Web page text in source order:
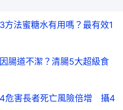
法蜜糖水有用嗎？最有效1
腸道不潔？清腸5大超級食
危害長者死亡風險倍增 攝4